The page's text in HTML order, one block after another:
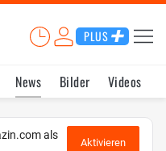
PLUS
News Bilder Videos
als
Aktivieren